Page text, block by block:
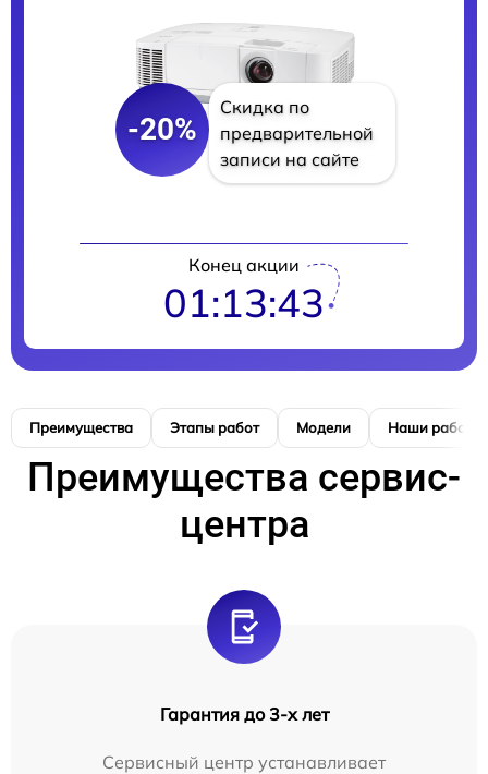
-20%
Скидка по
предварительной
записи на сайте
Конец акции
01:13:42
Преимущества Этапы работ Модели Наши работы
Преимущества сервис-
центра
Гарантия до 3-х лет
Сервисный центр устанавливает